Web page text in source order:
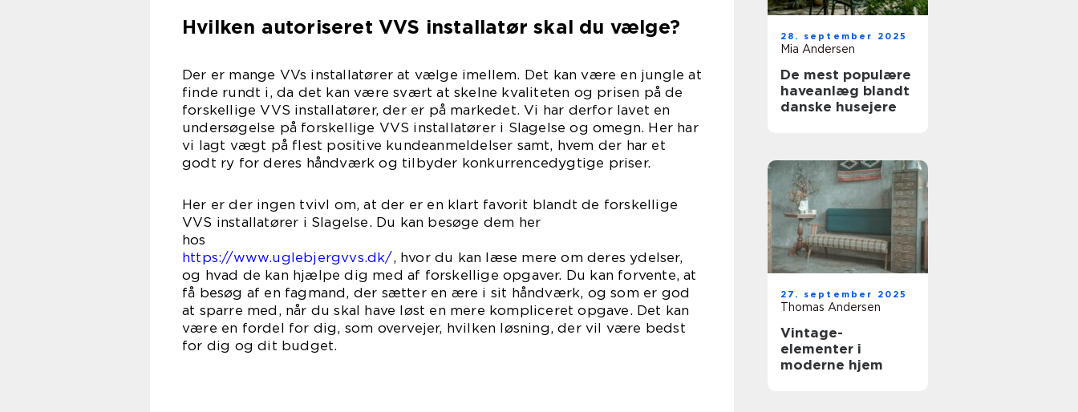
Hvilken autoriseret VVS installatør skal du vælge?
Der er mange VVs installatører at vælge imellem. Det kan være en jungle at
finde rundt i, da det kan være svært at skelne kvaliteten og prisen på de
forskellige VVS installatører, der er på markedet. Vi har derfor lavet en
undersøgelse på forskellige VVS installatører i Slagelse og omegn. Her har
vi lagt vægt på flest positive kundeanmeldelser samt, hvem der har et
godt ry for deres håndværk og tilbyder konkurrencedygtige priser.
Her er der ingen tvivl om, at der er en klart favorit blandt de forskellige
VVS installatører i Slagelse. Du kan besøge dem her
hos
https://www.uglebjergvvs.dk/, hvor du kan læse mere om deres ydelser,
og hvad de kan hjælpe dig med af forskellige opgaver. Du kan forvente, at
få besøg af en fagmand, der sætter en ære i sit håndværk, og som er god
at sparre med, når du skal have løst en mere kompliceret opgave. Det kan
være en fordel for dig, som overvejer, hvilken løsning, der vil være bedst
for dig og dit budget.
28. september 2025
Mia Andersen
De mest populære
haveanlæg blandt
danske husejere
27. september 2025
Thomas Andersen
Vintage-
elementer i
moderne hjem